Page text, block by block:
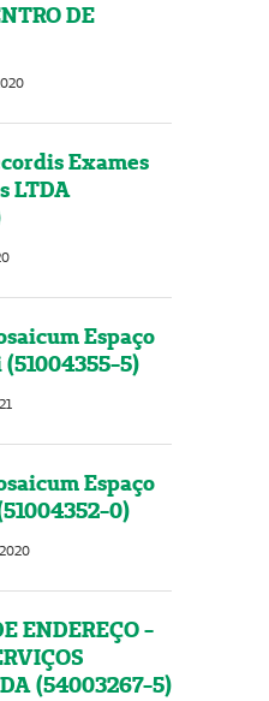
DE
Exames
LTDA
Espaço
5)
Espaço
0)
ENDEREÇO -
(54003267-5)